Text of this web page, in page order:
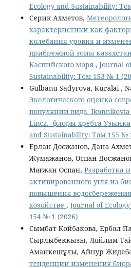
Ecology and Sustainability:
Серик Ахметов,
характеристики как
колебания уровня и
прибрежной зоны
Каспийского моря , Journal
Sustainability: Том 153 № 1
Gulbanu Sadyrova, Kuralai ,
Экологического оценка
популяции вида Ikonnikovia
Lincz. флоры хребта
and Sustainability: Том 155 №
Ерлан Досжанов, Дана
Жумажанов, Оспан
Мағжан Оспан, Разработка
активированного угля из
повышения
хозяйстве , Journal of
154 № 1 (2026)
Сымбат Койбакова, Ербол
Сырлыбеккызы, Ляйлим
Аманкешұлы, Айнур
тенденции изменения